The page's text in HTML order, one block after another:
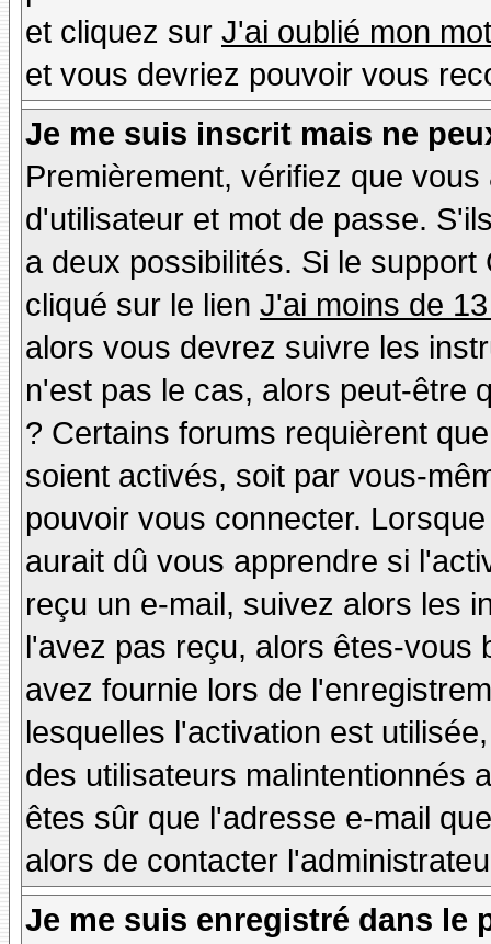
et cliquez sur J'ai oublié mon
et vous devriez pouvoir vous
Je me suis inscrit mais ne
Premièrement, vérifiez que
d'utilisateur et mot de passe.
a deux possibilités. Si le
cliqué sur le lien J'ai moins de
alors vous devrez suivre les
n'est pas le cas, alors peut-être
? Certains forums requièrent
soient activés, soit par vous-
pouvoir vous connecter.
aurait dû vous apprendre si
reçu un e-mail, suivez alors les
l'avez pas reçu, alors êtes-vous
avez fournie lors de
lesquelles l'activation est
des utilisateurs malintentionnés
êtes sûr que l'adresse e-mail
alors de contacter
Je me suis enregistré dans le